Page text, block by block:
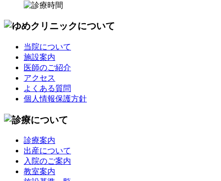
当院について
施設案内
医師のご紹介
アクセス
よくある質問
個人情報保護方針
診療案内
出産について
入院のご案内
教室案内